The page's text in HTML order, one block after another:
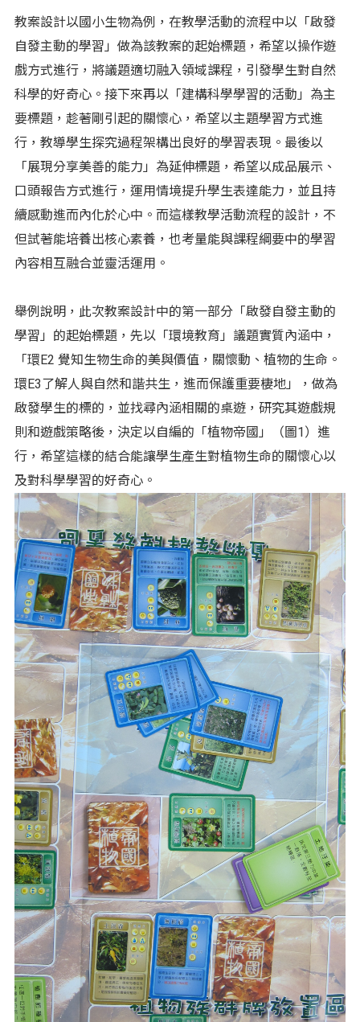
教案設計以國小生物為例，在教學活動的流程中以「啟發
自發主動的學習」做為該教案的起始標題，希望以操作遊
戲方式進行，將議題適切融入領域課程，引發學生對自然
科學的好奇心。接下來再以「建構科學學習的活動」為主
要標題，趁著剛引起的關懷心，希望以主題學習方式進
行，教導學生探究過程架構出良好的學習表現。最後以
「展現分享美善的能力」為延伸標題，希望以成品展示、
口頭報告方式進行，運用情境提升學生表達能力，並且持
續感動進而內化於心中。而這樣教學活動流程的設計，不
但試著能培養出核心素養，也考量能與課程綱要中的學習
內容相互融合並靈活運用。
舉例說明，此次教案設計中的第一部分「啟發自發主動的
學習」的起始標題，先以「環境教育」議題實質內涵中，
「環E2 覺知生物生命的美與價值，關懷動、植物的生命。
環E3了解人與自然和諧共生，進而保護重要棲地」，做為
啟發學生的標的，並找尋內涵相關的桌遊，研究其遊戲規
則和遊戲策略後，決定以自編的「植物帝國」（圖1）進
行，希望這樣的結合能讓學生產生對植物生命的關懷心以
及對科學學習的好奇心。